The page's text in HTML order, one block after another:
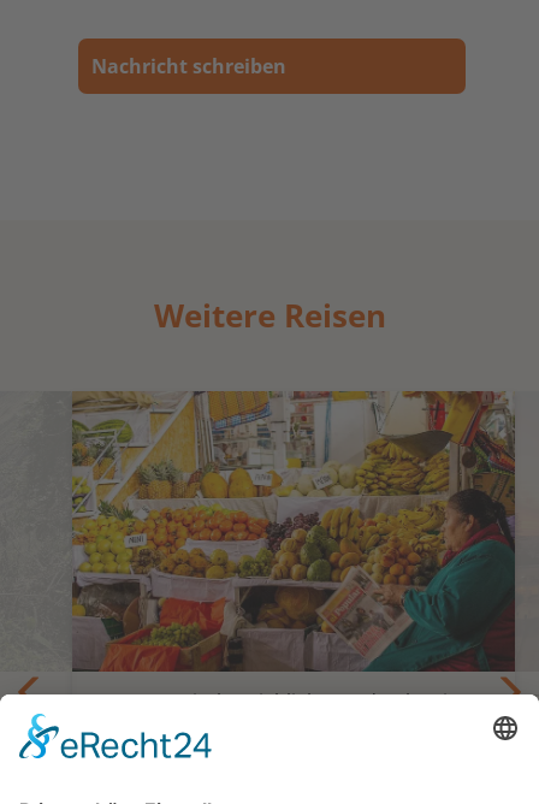
Nachricht schreiben
Weitere Reisen
Gastronomische Highlights und Kultur in
Lima, Cuzco und im Heiligem Tal